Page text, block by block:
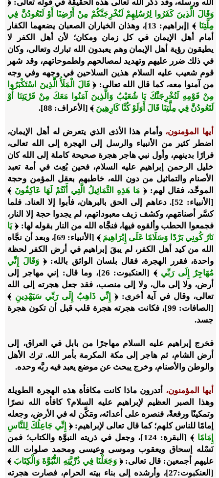
الله ورسله، وقد ذكر الله تعالى هذه الحقيقة في قوله تعالى: ﴿
وَقَالَ الَّذِينَ كَفَرُوا لِرُسُلِهِمْ لَنُخْرِجَنَّكُمْ مِنْ أَرْضِنَا أَوْ لَتَعُودُنَّ فِي
مِلَّتِنَا
﴾ [إبراهيم: 13]، وهذان الخياران الصعبان يضعهما الكفار
أمام أهل الإيمان في كل زمان ومكان؛ لأن أهل الكفر لا
يطيقون رؤية أهل الإيمان وهم يعبدون الله تبارك وتعالى، وكان
في ذلك ضرر عليهم وتهديد لمصالحهم ولطموحاتهم، وقد شهر
قوم شعيب عليه السلام هذين السلاحين في وجهه وفي وجه
من آمنوا معه، كما قال الله تعالى: ﴿قَالَ الْمَلَأُ الَّذِينَ اسْتَكْبَرُوا
مِنْ قَوْمِهِ لَنُخْرِجَنَّكَ يَا شُعَيْبُ وَالَّذِينَ آمَنُوا مَعَكَ مِنْ قَرْيَتِنَا أَوْ
لَتَعُودُنَّ فِي مِلَّتِنَا قَالَ أَوَلَوْ كُنَّا كَارِهِينَ ﴾ [الأعراف: 88].
أيها المؤمنون،وأمام هذا الأذى الذي يتعرض له أهل الإيمان،
اضطر كثير من الأنبياء والرسل إلى الهجرة إلى الله تعالى،
فرارًا بدينهم، وأول نبي هاجر هجرة صحيحة كاملة إلى الله كان
خليل الرحمن إبراهيم عليه السلام، فحين بُعِث في أمة تعبد
الأصنام والتماثيل من دون الله، خاطبهم بعقل المؤمن وحجة
الموحِّد، فقال لهم: ﴿ مَا هَذِهِ التَّمَاثِيلُ الَّتِي أَنْتُمْ لَهَا عَاكِفُونَ ﴾
[الأنبياء: 52]. دعاهم إلى الحق بالبرهان، فأبوا إلا العناد. فلما
كسَّر أصنامَهم، وكشف زيف معبوداتهم، لم يجدوا حجة إلا النار،
فجمعوا الحطب وألقوه فيها، فنجَّاه الله من النار بقوله لها: ﴿يَا
نَارُ كُونِي بَرْدًا وَسَلَامًا عَلَى إِبْرَاهِيمَ
﴾ [الأنبياء: 69]، وبعد أن نجَّاه
الله من كيد أهل الكفر، لم يبقَ إبراهيم في أرض الكفر لحظة
واحدة، فقرر الهجرة، فقال بلسان الواثق بالله: ﴿ وَقَالَ إِنِّي
مُهَاجِرٌ إِلَى رَبِّي
﴾ [العنكبوت: 26]، وما قال: إني مهاجر إلى
أرض، ولا إلى مال، ولا إلى منصب، فقد جعل هجرته إلى الله
تعالى، وقال في آية أخرى: ﴿ إِنِّي ذَاهِبٌ إِلَى رَبِّي سَيَهْدِينِ ﴾
[الصافات: 99]، فكانت هجرته هجرة قلب قبل أن تكون هجرة
جسد.
فخرج إبراهيم عليه السلام مهاجرًا من بابل في العراق، إلى
أرض الشام، ثم هاجر إلى مكة المكرمة بأمر الله. ترك الأهل
والوطن والأصنام، وخرج يبحث عن موضع يعبد فيه ربَّه وحده.
أيها المؤمنون،
أتدرون ماذا كانت مكافأة هذه الهجرة الطويلة
وهذا الصبر العظيم لإبراهيم عليه السلام؟ كافأه الله نصرًا
وتمكينًا ورفعةً، فنصره على أعدائه، ومَكَّن له في الأرض، وجعله
إمامًا للناس كلهم؛ كما قال تعالى لإبراهيم: ﴿ إِنِّي جَاعِلُكَ لِلنَّاسِ
إِمَامًا
﴾ [البقرة: 124]، وجعل في ذريته النبوَّة والكتاب؛ فمن
نَسْله إسحاق ويعقوب وموسى وعيسى ومحمد صلوات الله
عليهم أجمعين: قال تعالى: ﴿وَجَعَلْنَا فِي ذُرِّيَّتِهِ النُّبُوَّةَ وَالْكِتَابَ ﴾
[العنكبوت:27]، وأرشده إلى بناء بيته الحرام، فصارت هجرته